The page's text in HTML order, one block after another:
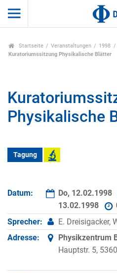
Startseite Veranstaltungen
1998
Kuratoriumssitzung Physikalische Blätter
Physikalische
Tagung
Datum: Do, 12.02.1998
13.02.1998
Sprecher:
E. Dreisigacker,
Adresse:
Physikzentrum
Hauptstr. 5,